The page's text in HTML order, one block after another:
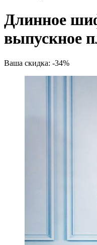
Длинное
выпускное
Ваша скидка: -34%